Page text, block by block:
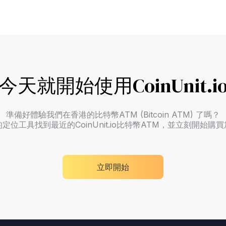
天就開始使用
準備好體驗我們在香港的比特幣ATM (Bitcoin ATM) 了嗎？
位工具找到最近的CoinUnit.io比特幣ATM，並立刻開始購買
立即開始